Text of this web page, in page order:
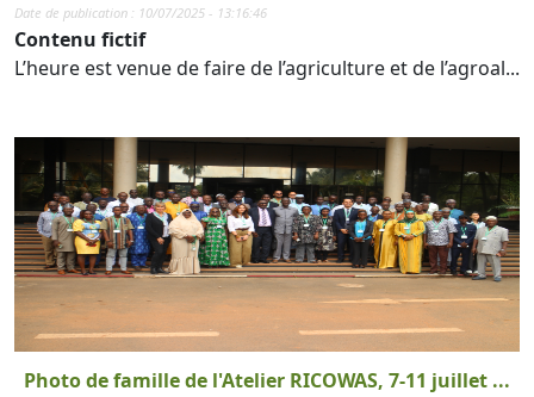
Date de publication : 10/07/2025 - 13:16:46
Contenu fictif
L’heure est venue de faire de l’agriculture et de l’agroal...
Photo de famille de l'Atelier RICOWAS, 7-11 juillet ...